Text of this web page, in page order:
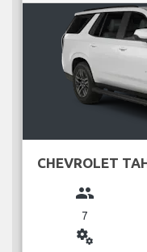
CHEVROLET
group
7
miscellaneous_services